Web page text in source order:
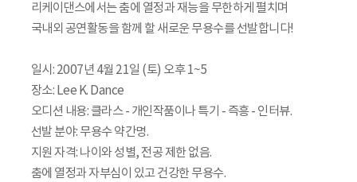
리케이댄스에서는 춤에 열정과 재능을 무한하게 펼치며
국내외 공연활동을 함께 할 새로운 무용수를 선발합니다!
일시: 2007년 4월 21일 (토) 오후 1~5
장소: Lee K. Dance
오디션 내용: 클라스 - 개인작품이나 특기 - 즉흥 - 인터뷰.
선발 분야: 무용수 약간명.
지원 자격: 나이와 성별, 전공 제한 없음.
춤에 열정과 자부심이 있고 건강한 무용수.